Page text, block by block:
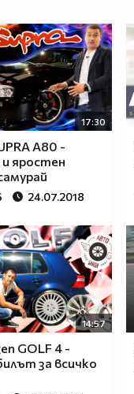
17:30
A80 -
яростен
24.07.2018
14:57
GOLF 4 -
за всичко